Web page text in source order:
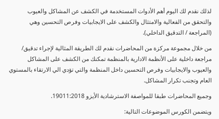
لذلك نقدم لك اليوم أهم الأدوات المستخدمة في الكشف عن المشاكل والعيوب
والتحقق من الفعالية والامتثال والكشف على الايجابيات وفرص التحسين وهي
(المراجعة / التدقيق الداخلي).
من خلال مجموعة مركزة من المحاضرات نقدم لك الطريقة المثالية لإجراء تدقيق/
مراجعة داخلية على الأنظمة الادارية بالمنظمة تمكنك من الكشف على المشاكل
والعيوب والايجابيات وفرص التحسين داخل المنظمة والتي تؤدي الي الارتقاء بالمستوي
العام وتجنب تكرار المشاكل.
وجميع المحاضرات طبقا للمواصفة الاسترشادية الأيزو 19011:2018.
ويتضمن الكورس الموضوعات التالية: